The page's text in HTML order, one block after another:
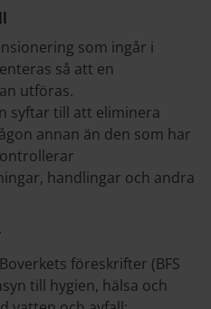
som ingår i
så att en
utföras.
syftar till att eliminera
annan än den som har
handlingar och andra
föreskrifter (BFS
till hygien, hälsa och